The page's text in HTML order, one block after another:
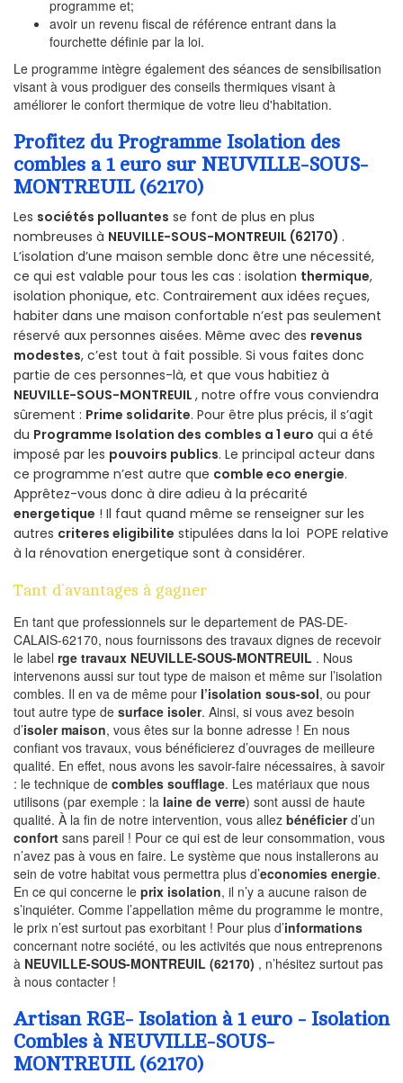
programme et;
avoir un revenu fiscal de référence entrant dans la
fourchette définie par la loi.
Le programme intègre également des séances de sensibilisation
visant à vous prodiguer des conseils thermiques visant à
améliorer le confort thermique de votre lieu d'habitation.
Profitez du Programme Isolation des
combles a 1 euro sur NEUVILLE-SOUS-
MONTREUIL (62170)
Les sociétés polluantes se font de plus en plus
nombreuses à NEUVILLE-SOUS-MONTREUIL (62170) .
L’isolation d’une maison semble donc être une nécessité,
ce qui est valable pour tous les cas : isolation thermique,
isolation phonique, etc. Contrairement aux idées reçues,
habiter dans une maison confortable n’est pas seulement
réservé aux personnes aisées. Même avec des revenus
modestes, c’est tout à fait possible. Si vous faites donc
partie de ces personnes-là, et que vous habitiez à
NEUVILLE-SOUS-MONTREUIL , notre offre vous conviendra
sûrement : Prime solidarite. Pour être plus précis, il s’agit
du Programme Isolation des combles a 1 euro qui a été
imposé par les pouvoirs publics. Le principal acteur dans
ce programme n’est autre que comble eco energie.
Apprêtez-vous donc à dire adieu à la précarité
energetique ! Il faut quand même se renseigner sur les
autres criteres eligibilite stipulées dans la loi POPE relative
à la rénovation energetique sont à considérer.
Tant d’avantages à gagner
En tant que professionnels sur le departement de PAS-DE-
CALAIS-62170, nous fournissons des travaux dignes de recevoir
le label rge travaux NEUVILLE-SOUS-MONTREUIL . Nous
intervenons aussi sur tout type de maison et même sur l’isolation
combles. Il en va de même pour l’isolation sous-sol, ou pour
tout autre type de surface isoler. Ainsi, si vous avez besoin
d’isoler maison, vous êtes sur la bonne adresse ! En nous
confiant vos travaux, vous bénéficierez d’ouvrages de meilleure
qualité. En effet, nous avons les savoir-faire nécessaires, à savoir
: le technique de combles soufflage. Les matériaux que nous
utilisons (par exemple : la laine de verre) sont aussi de haute
qualité. À la fin de notre intervention, vous allez bénéficierd’un
confort sans pareil ! Pour ce qui est de leur consommation, vous
n’avez pas à vous en faire. Le système que nous installerons au
sein de votre habitat vous permettra plus d’economies energie.
En ce qui concerne le prix isolation, il n’y a aucune raison de
s’inquiéter. Comme l’appellation même du programme le montre,
le prix n’est surtout pas exorbitant ! Pour plus d’informations
concernant notre société, ou les activités que nous entreprenons
à NEUVILLE-SOUS-MONTREUIL (62170) , n’hésitez surtout pas
à nous contacter !
Artisan RGE- Isolation à 1 euro - Isolation
Combles à NEUVILLE-SOUS-
MONTREUIL (62170)